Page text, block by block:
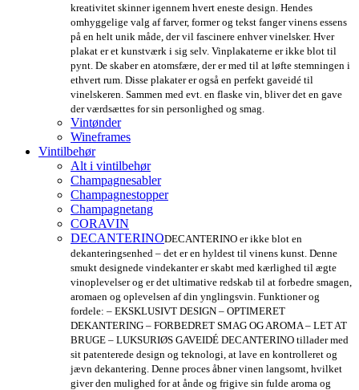
kreativitet skinner igennem hvert eneste design. Hendes
omhyggelige valg af farver, former og tekst fanger vinens essens
på en helt unik måde, der vil fascinere enhver vinelsker. Hver
plakat er et kunstværk i sig selv. Vinplakaterne er ikke blot til
pynt. De skaber en atomsfære, der er med til at løfte stemningen i
ethvert rum. Disse plakater er også en perfekt gaveidé til
vinelskeren. Sammen med evt. en flaske vin, bliver det en gave
der værdsættes for sin personlighed og smag.
Vintønder
Wineframes
Vintilbehør
Alt i vintilbehør
Champagnesabler
Champagnestopper
Champagnetang
CORAVIN
DECANTERINODECANTERINO er ikke blot en
dekanteringsenhed – det er en hyldest til vinens kunst. Denne
smukt designede vindekanter er skabt med kærlighed til ægte
vinoplevelser og er det ultimative redskab til at forbedre smagen,
aromaen og oplevelsen af din ynglingsvin. Funktioner og
fordele: – EKSKLUSIVT DESIGN – OPTIMERET
DEKANTERING – FORBEDRET SMAG OG AROMA – LET AT
BRUGE – LUKSURIØS GAVEIDÉ DECANTERINO tillader med
sit patenterede design og teknologi, at lave en kontrolleret og
jævn dekantering. Denne proces åbner vinen langsomt, hvilket
giver den mulighed for at ånde og frigive sin fulde aroma og